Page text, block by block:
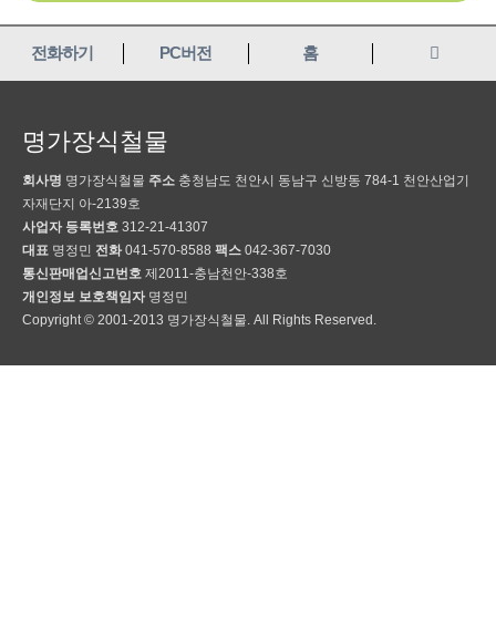
전화하기 PC버전 홈
명가장식철물
회사명 명가장식철물 주소 충청남도 천안시 동남구 신방동 784-1 천안산업기
자재단지 아-2139호
사업자 등록번호 312-21-41307
대표 명정민 전화 041-570-8588 팩스 042-367-7030
통신판매업신고번호 제2011-충남천안-338호
개인정보 보호책임자 명정민
Copyright © 2001-2013 명가장식철물. All Rights Reserved.